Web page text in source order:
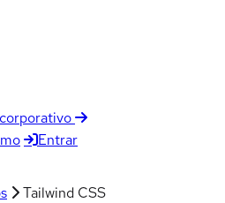
Entrar
Tailwind CSS